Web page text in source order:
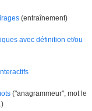
(entraînement)
avec définition et/ou
("anagrammeur", mot le